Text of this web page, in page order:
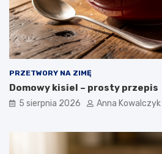
PRZETWORY NA ZIMĘ
Domowy kisiel – prosty przepis
5 sierpnia 2026 Anna Kowalczyk